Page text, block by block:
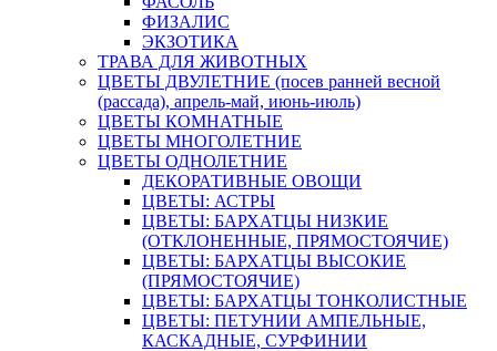
ФИЗАЛИС
ЭКЗОТИКА
ТРАВА ДЛЯ ЖИВОТНЫХ
ЦВЕТЫ ДВУЛЕТНИЕ (посев ранней весной
(рассада), апрель-май, июнь-июль)
ЦВЕТЫ КОМНАТНЫЕ
ЦВЕТЫ МНОГОЛЕТНИЕ
ЦВЕТЫ ОДНОЛЕТНИЕ
ДЕКОРАТИВНЫЕ ОВОЩИ
ЦВЕТЫ: АСТРЫ
ЦВЕТЫ: БАРХАТЦЫ НИЗКИЕ
(ОТКЛОНЕННЫЕ, ПРЯМОСТОЯЧИЕ)
ЦВЕТЫ: БАРХАТЦЫ ВЫСОКИЕ
(ПРЯМОСТОЯЧИЕ)
ЦВЕТЫ: БАРХАТЦЫ ТОНКОЛИСТНЫЕ
ЦВЕТЫ: ПЕТУНИИ АМПЕЛЬНЫЕ,
КАСКАДНЫЕ, СУРФИНИИ